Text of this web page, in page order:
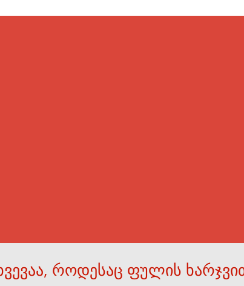
როდესაც ფულის